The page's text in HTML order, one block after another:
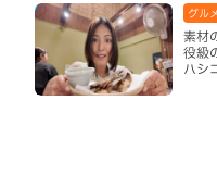
グル
素材
役級
ハシ